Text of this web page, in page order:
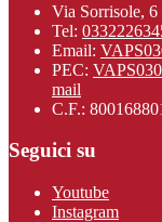
Via Sorrisole,
Tel:
Email:
PEC:
mail
C.F.:
Seguici su
Youtube
Instagram